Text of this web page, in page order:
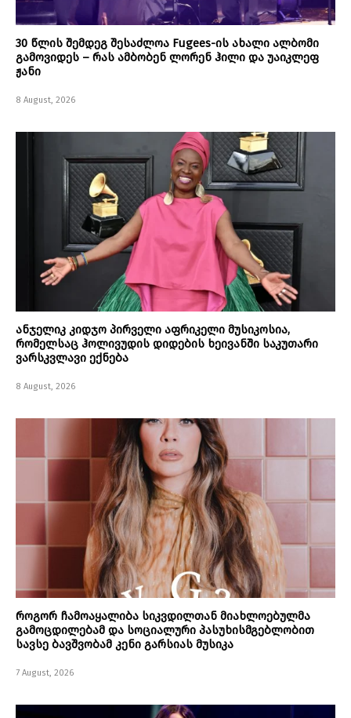
30 წლის შემდეგ შესაძლოა Fugees-ის ახალი ალბომი
გამოვიდეს – რას ამბობენ ლორენ ჰილი და უაიკლეფ
ჟანი
8 August, 2026
ანჯელიკ კიდჯო პირველი აფრიკელი მუსიკოსია,
რომელსაც ჰოლივუდის დიდების ხეივანში საკუთარი
ვარსკვლავი ექნება
8 August, 2026
როგორ ჩამოაყალიბა სიკვდილთან მიახლოებულმა
გამოცდილებამ და სოციალური პასუხისმგებლობით
სავსე ბავშვობამ კენი გარსიას მუსიკა
7 August, 2026